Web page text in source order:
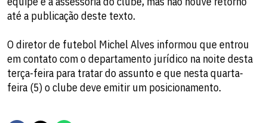
até a publicação deste texto.
O diretor de futebol Michel Alves informou que entrou
em contato com o departamento jurídico na noite desta
terça-feira para tratar do assunto e que nesta quarta-
feira (5) o clube deve emitir um posicionamento.